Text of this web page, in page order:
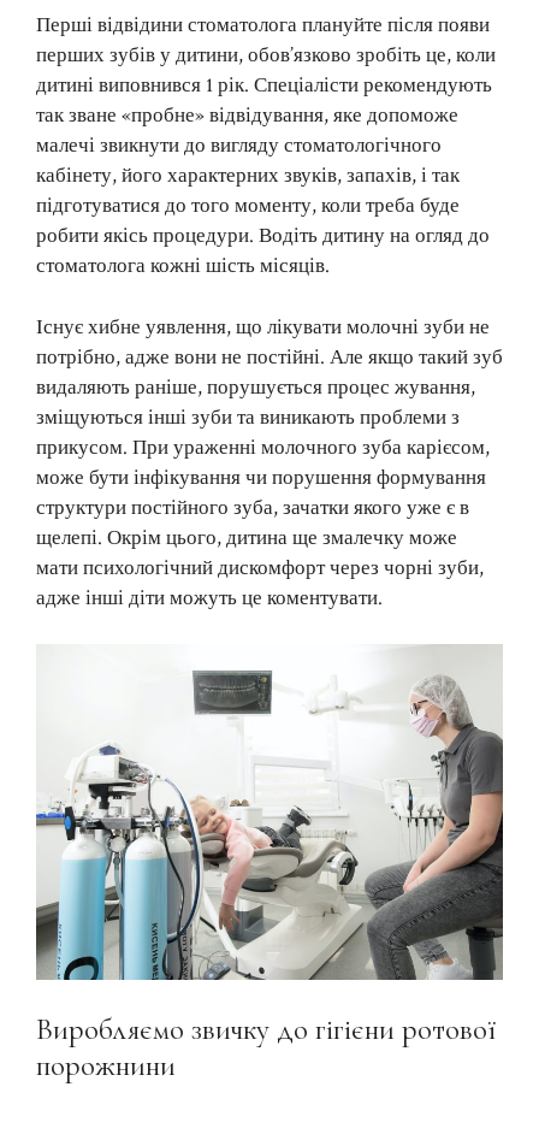
Перші відвідини стоматолога плануйте після появи
перших зубів у дитини, обов’язково зробіть це, коли
дитині виповнився 1 рік. Спеціалісти рекомендують
так зване «пробне» відвідування, яке допоможе
малечі звикнути до вигляду стоматологічного
кабінету, його характерних звуків, запахів, і так
підготуватися до того моменту, коли треба буде
робити якісь процедури. Водіть дитину на огляд до
стоматолога кожні шість місяців.
Існує хибне уявлення, що лікувати молочні зуби не
потрібно, адже вони не постійні. Але якщо такий зуб
видаляють раніше, порушується процес жування,
зміщуються інші зуби та виникають проблеми з
прикусом. При ураженні молочного зуба карієсом,
може бути інфікування чи порушення формування
структури постійного зуба, зачатки якого уже є в
щелепі. Окрім цього, дитина ще змалечку може
мати психологічний дискомфорт через чорні зуби,
адже інші діти можуть це коментувати.
Виробляємо звичку до гігієни ротової
порожнини